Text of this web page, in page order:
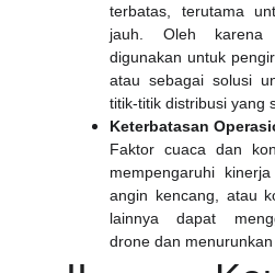
terbatas, terutama
jauh. Oleh
digunakan untuk
atau sebagai solusi
titik-titik distribusi yang
Keterbatasan
Faktor cuaca dan
mempengaruhi
angin kencang, atau
lainnya dapat
drone dan menurunkan